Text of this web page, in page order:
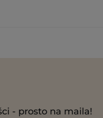
- prosto na maila!